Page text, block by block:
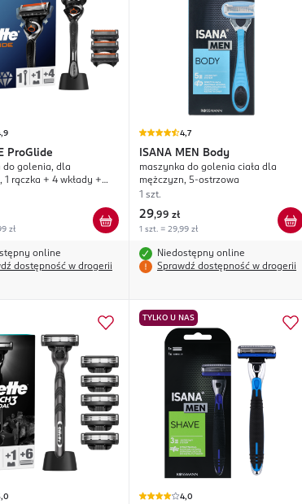
ProGlide
do golenia, dla
1 rączka + 4 wkłady +
zł
online
dostępność w drogerii
4,7
ISANA MEN Body
maszynka do golenia ciała dla
mężczyzn, 5-ostrzowa
1 szt.
29,99 zł
1 szt. = 29,99 zł
Niedostępny online
Sprawdź dostępność w drogerii
TYLKO U NAS
4,0